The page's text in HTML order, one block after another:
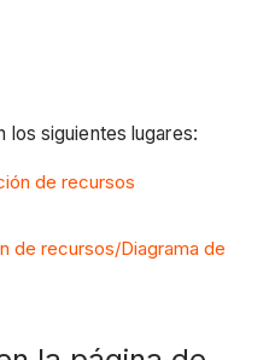
los siguientes lugares:
de recursos
de recursos/Diagrama de